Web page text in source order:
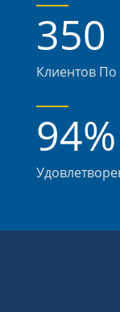
350
Клиентов
94%